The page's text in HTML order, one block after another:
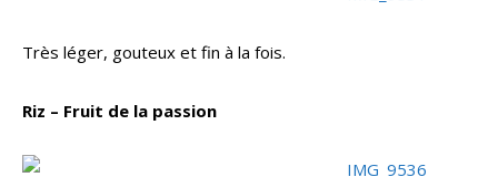
Très léger, gouteux et fin à la fois.
Riz – Fruit de la passion